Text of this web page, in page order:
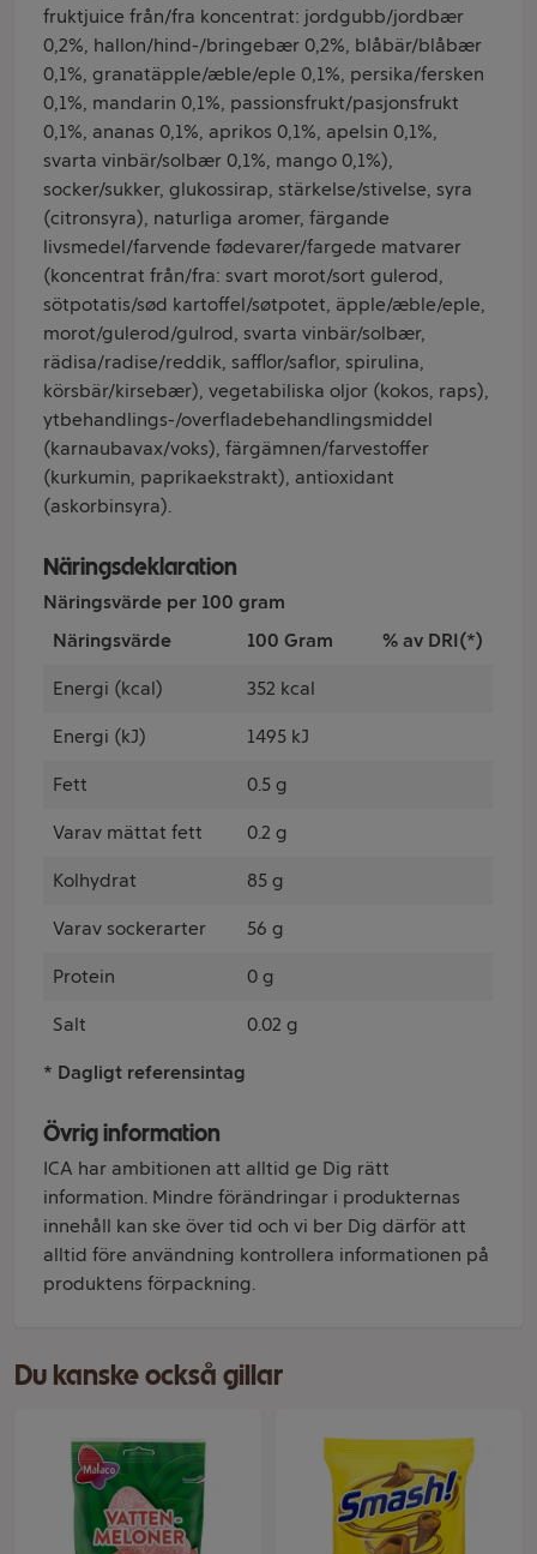
fruktjuice från/fra koncentrat: jordgubb/jordbær
0,2%, hallon/hind-/bringebær 0,2%, blåbär/blåbær
0,1%, granatäpple/æble/eple 0,1%, persika/fersken
0,1%, mandarin 0,1%, passionsfrukt/pasjonsfrukt
0,1%, ananas 0,1%, aprikos 0,1%, apelsin 0,1%,
svarta vinbär/solbær 0,1%, mango 0,1%),
socker/sukker, glukossirap, stärkelse/stivelse, syra
(citronsyra), naturliga aromer, färgande
livsmedel/farvende fødevarer/fargede matvarer
(koncentrat från/fra: svart morot/sort gulerod,
sötpotatis/sød kartoffel/søtpotet, äpple/æble/eple,
morot/gulerod/gulrod, svarta vinbär/solbær,
rädisa/radise/reddik, safflor/saflor, spirulina,
körsbär/kirsebær), vegetabiliska oljor (kokos, raps),
ytbehandlings-/overfladebehandlingsmiddel
(karnaubavax/voks), färgämnen/farvestoffer
(kurkumin, paprikaekstrakt), antioxidant
(askorbinsyra).
Näringsdeklaration
Näringsvärde per 100 gram
Näringsvärde
100 Gram % av DRI(*)
Energi (kcal) 352 kcal
Energi (kJ) 1495 kJ
Fett 0.5 g
Varav mättat fett 0.2 g
Kolhydrat 85 g
Varav sockerarter 56 g
Protein 0 g
Salt 0.02 g
* Dagligt referensintag
Övrig information
ICA har ambitionen att alltid ge Dig rätt
information. Mindre förändringar i produkternas
innehåll kan ske över tid och vi ber Dig därför att
alltid före användning kontrollera informationen på
produktens förpackning.
Du kanske också gillar